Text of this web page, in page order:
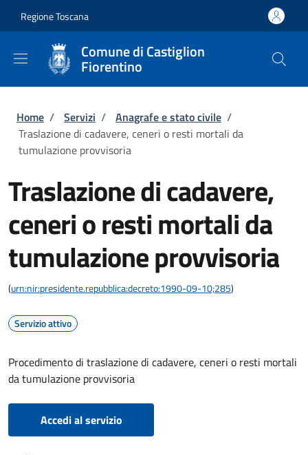
Regione Toscana
Comune di Castiglion
Fiorentino
Briciole di pane
Home / Servizi / Anagrafe e stato civile /
Traslazione di cadavere, ceneri o resti mortali da
tumulazione provvisoria
Traslazione di cadavere,
ceneri o resti mortali da
tumulazione provvisoria
(urn:nir:presidente.repubblica:decreto:1990-09-10;285)
Servizio attivo
Procedimento di traslazione di cadavere, ceneri o resti mortali
da tumulazione provvisoria
Accedi al servizio